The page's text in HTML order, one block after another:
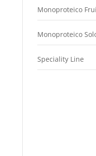
Monoproteico
Monoproteico
Speciality Line